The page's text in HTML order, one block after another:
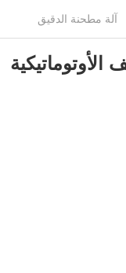
آلة مطحنة الدقيق